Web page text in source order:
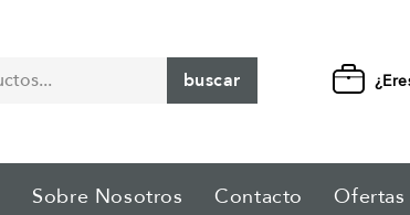
buscar
Sobre Nosotros Contacto Ofertas